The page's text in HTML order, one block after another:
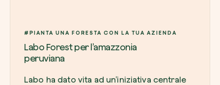
#PIANTA UNA FORESTA CON LA TUA AZIENDA
Labo Forest per l’amazzonia
peruviana
Labo ha dato vita ad un’iniziativa centrale